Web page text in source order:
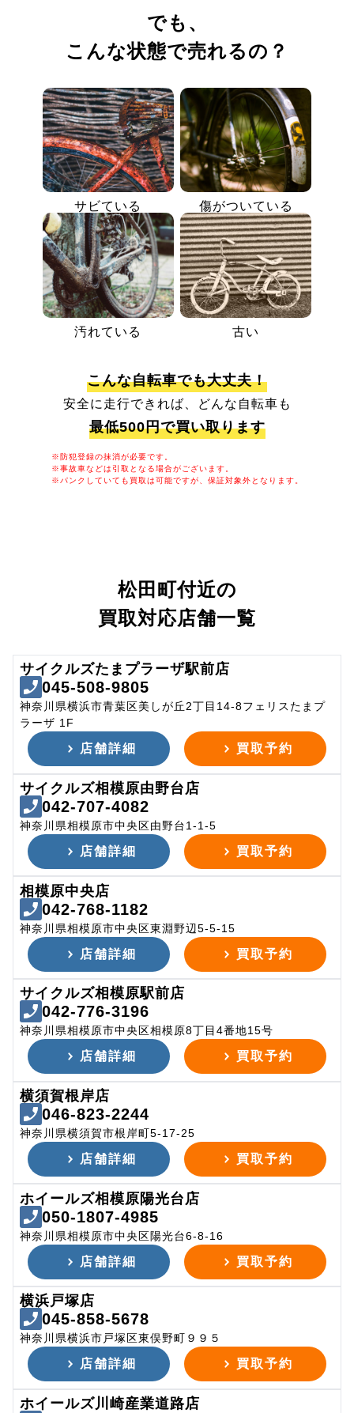
でも、
こんな状態で売れるの？
サビている 傷がついている
汚れている 古い
こんな自転車でも大丈夫！
安全に走行できれば、どんな自転車も
最低500円で買い取ります
※防犯登録の抹消が必要です。
※事故車などは引取となる場合がございます。
※パンクしていても買取は可能ですが、保証対象外となります。
松田町付近の
買取対応店舗一覧
サイクルズたまプラーザ駅前店
045-508-9805
神奈川県横浜市青葉区美しが丘2丁目14-8フェリスたまプ
ラーザ 1F
店舗詳細 買取予約
サイクルズ相模原由野台店
042-707-4082
神奈川県相模原市中央区由野台1-1-5
店舗詳細 買取予約
相模原中央店
042-768-1182
神奈川県相模原市中央区東淵野辺5-5-15
店舗詳細 買取予約
サイクルズ相模原駅前店
042-776-3196
神奈川県相模原市中央区相模原8丁目4番地15号
店舗詳細 買取予約
横須賀根岸店
046-823-2244
神奈川県横須賀市根岸町5-17-25
店舗詳細 買取予約
ホイールズ相模原陽光台店
050-1807-4985
神奈川県相模原市中央区陽光台6-8-16
店舗詳細 買取予約
横浜戸塚店
045-858-5678
神奈川県横浜市戸塚区東俣野町９９５
店舗詳細 買取予約
ホイールズ川崎産業道路店